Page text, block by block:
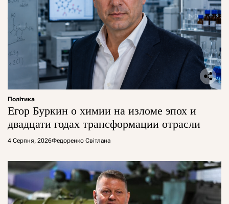
Політика
Егор Буркин о химии на изломе эпох и
двадцати годах трансформации отрасли
4 Серпня, 2026Федоренко Світлана